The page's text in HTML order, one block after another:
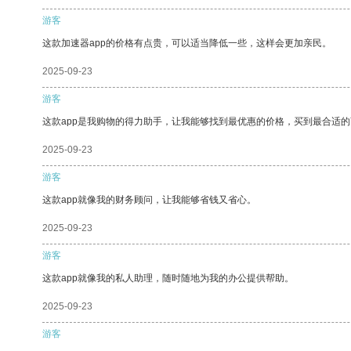
游客
这款加速器app的价格有点贵，可以适当降低一些，这样会更加亲民。
2025-09-23
游客
这款app是我购物的得力助手，让我能够找到最优惠的价格，买到最合适
2025-09-23
游客
这款app就像我的财务顾问，让我能够省钱又省心。
2025-09-23
游客
这款app就像我的私人助理，随时随地为我的办公提供帮助。
2025-09-23
游客